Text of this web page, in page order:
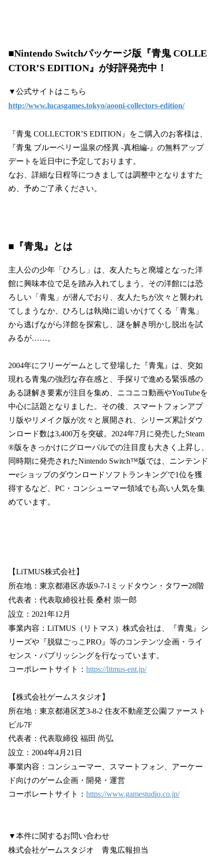
■Nintendo Switchパッケージ版『青鬼 COLLE
CTOR’S EDITION』が好評発売中！
▼公式サイトはこちら
http://www.lucasgames.tokyo/aooni-collectors-edition/
『青鬼 COLLECTOR’S EDITION』をご購入のお客様は、
『青鬼 ブルーベリー温泉の怪異 -真相編-』の無料アップ
デートを近日中に予定しております。
なお、詳細な日程等につきましては調整中となりますた
め、予めご了承ください。
■『青鬼』とは
主人公の少年「ひろし」は、友人たちと廃墟となった洋
館に興味本位で足を踏み入れてしまう。その洋館には恐
ろしい「青鬼」が潜んでおり、友人たちが次々と襲われ
てしまうなか、ひろしは執拗に追いかけてくる「青鬼」
から逃げながら洋館を探索し、謎を解き明かし脱出を試
みるが……。
2004年にフリーゲームとして登場した『青鬼』は、突如
現れる青鬼の強烈な存在感と、手探りで進める緊張感の
ある謎解き要素が注目を集め、ニコニコ動画やYouTubeを
中心に話題となりました。その後、スマートフォンアプ
リ版やリメイク版が次々と展開され、シリーズ累計ダウ
ンロード数は3,400万を突破。2024年7月に発売したSteam
®版をきっかけにグローバルでの注目度も大きく上昇し、
同時期に発売されたNintendo Switch™版では、ニンテンド
ーeショップのダウンロードソフトランキングで1位を獲
得するなど、PC・コンシューマー領域でも高い人気を集
めています。
【LiTMUS株式会社】
所在地：東京都港区赤坂9-7-1ミッドタウン・タワー28階
代表者：代表取締役社長 桑村 崇一郎
設立：2021年12月
事業内容：LiTMUS（リトマス）株式会社は、『青鬼』シ
リーズや『脱獄ごっこPRO』等のコンテンツ企画・ライ
センス・パブリッシングを行なっています。
コーポレートサイト： https://litmus-ent.jp/
【株式会社ゲームスタジオ】
所在地：東京都港区芝3-8-2 住友不動産芝公園ファースト
ビル7F
代表者：代表取締役 福田 尚弘
設立：2004年4月21日
事業内容：コンシューマー、スマートフォン、アーケー
ド向けのゲーム企画・開発・運営
コーポレートサイト： https://www.gamestudio.co.jp/
▼本件に関するお問い合わせ
株式会社ゲームスタジオ 青鬼広報担当